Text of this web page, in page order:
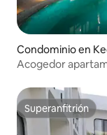
Condominio en
Acogedor
Superanfitrión
Superanfitrión